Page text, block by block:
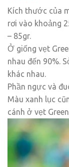
Kích thước của
rơi vào khoảng
– 85gr.
Ở giống vẹt
nhau đến 90%.
khác nhau.
Phần ngực và
Màu xanh lục
cánh ở vẹt